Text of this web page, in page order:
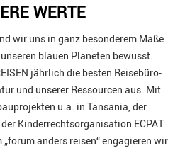
WERTE
wir uns in ganz besonderem Maße
blauen Planeten bewusst.
jährlich die besten Reisebüro-
und unserer Ressourcen aus. Mit
u.a. in Tansania, der
Kinderrechtsorganisation ECPAT
anders reisen“ engagieren wir